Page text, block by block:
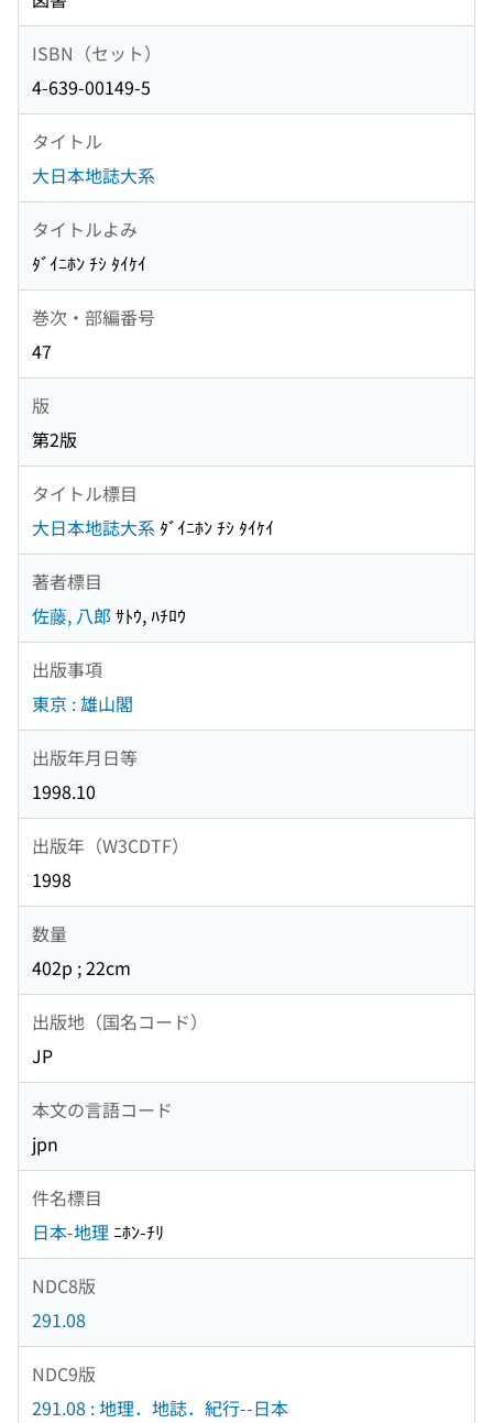
ISBN（セット）
4-639-00149-5
タイトル
大日本地誌大系
タイトルよみ
ﾀﾞｲﾆﾎﾝ ﾁｼ ﾀｲｹｲ
巻次・部編番号
47
版
第2版
タイトル標目
大日本地誌大系 ﾀﾞｲﾆﾎﾝ ﾁｼ ﾀｲｹｲ
著者標目
佐藤, 八郎ｻﾄｳ, ﾊﾁﾛｳ
出版事項
東京 : 雄山閣
出版年月日等
1998.10
出版年（W3CDTF）
1998
数量
402p ; 22cm
出版地（国名コード）
JP
本文の言語コード
jpn
件名標目
日本-地理ﾆﾎﾝ-ﾁﾘ
NDC8版
291.08
NDC9版
291.08 : 地理．地誌．紀行--日本